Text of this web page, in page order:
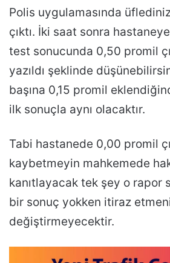
Polis uygulamasında
çıktı. İki saat sonra
test sonucunda 0,50 promil
yazıldı şeklinde
başına 0,15 promil
ilk sonuçla aynı olacaktır.
Tabi hastanede 0,00 promil
kaybetmeyin mahkemede
kanıtlayacak tek şey o rapor
bir sonuç yokken itiraz
değiştirmeyecektir.